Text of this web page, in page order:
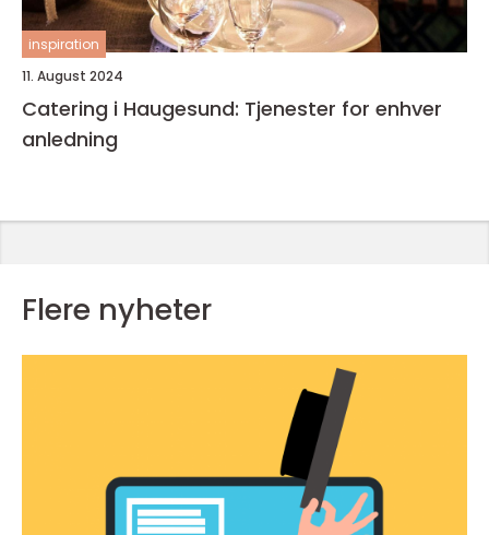
inspiration
11. August 2024
Catering i Haugesund: Tjenester for enhver
anledning
Flere nyheter